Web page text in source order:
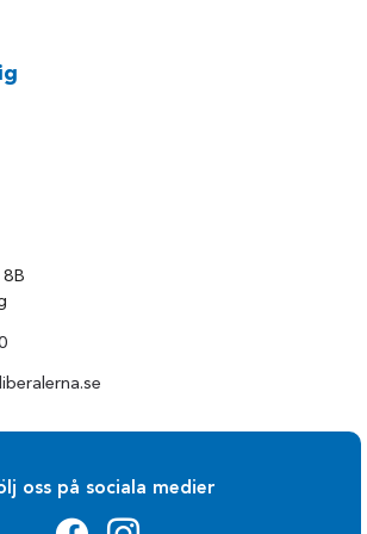
regionen driva frågan om att få igång
i Halmstad är en viktig tillgång för
oss på sociala medier